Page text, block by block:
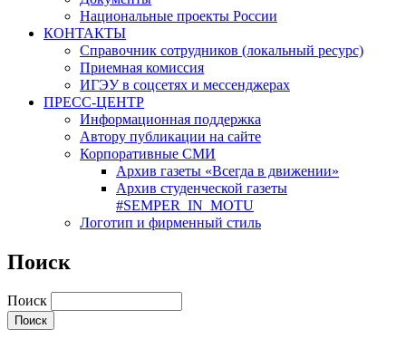
Национальные проекты России
КОНТАКТЫ
Cправочник сотрудников (локальный ресурс)
Приемная комиссия
ИГЭУ в соцсетях и мессенджерах
ПРЕСС-ЦЕНТР
Информационная поддержка
Автору публикации на сайте
Корпоративные СМИ
Архив газеты «Всегда в движении»
Архив студенческой газеты
#SEMPER_IN_MOTU
Логотип и фирменный стиль
Поиск
Поиск